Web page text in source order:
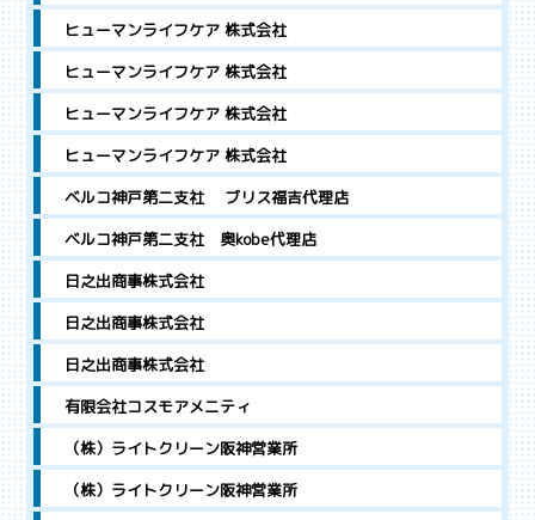
ヒューマンライフケア 株式会社
ヒューマンライフケア 株式会社
ヒューマンライフケア 株式会社
ヒューマンライフケア 株式会社
ベルコ神戸第二支社 ブリス福吉代理店
ベルコ神戸第二支社 奥kobe代理店
日之出商事株式会社
日之出商事株式会社
日之出商事株式会社
有限会社コスモアメニティ
（株）ライトクリーン阪神営業所
（株）ライトクリーン阪神営業所